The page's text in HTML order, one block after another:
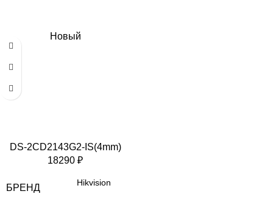
Новый
DS-2CD2143G2-IS(4mm)
18290 ₽
БРЕНД Hikvision